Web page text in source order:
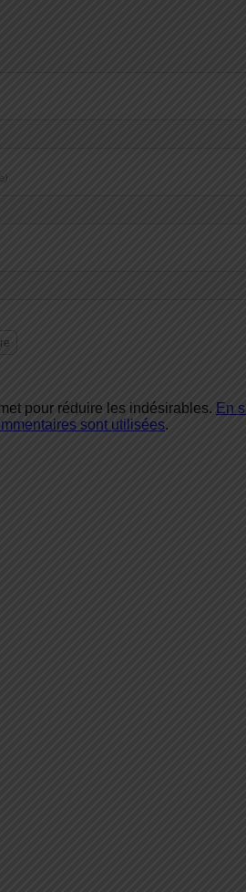
pour réduire les indésirables. En
sont utilisées.